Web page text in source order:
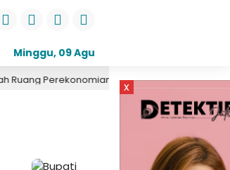
Opini Daerah
Minggu, 09 Agu
2026
Pidsus: Tunggu Saja! 2 hari lalu
x